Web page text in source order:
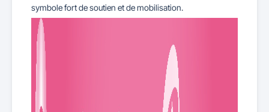
symbole fort de soutien et de mobilisation.